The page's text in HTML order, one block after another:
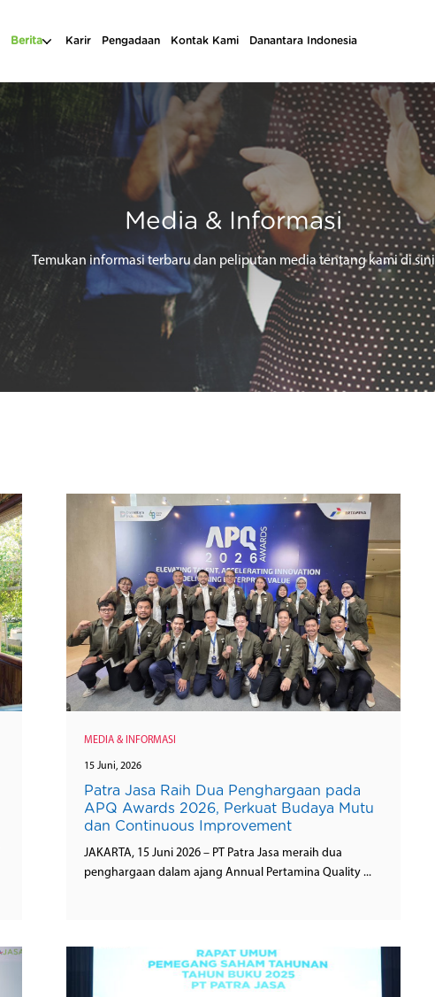
Berita Karir Pengadaan Kontak Kami Danantara Indonesia
Media & Informasi
Temukan informasi terbaru dan peliputan media tentang kami di sini
MEDIA & INFORMASI
15 Juni, 2026
Patra Jasa Raih Dua Penghargaan pada
APQ Awards 2026, Perkuat Budaya Mutu
dan Continuous Improvement
JAKARTA, 15 Juni 2026 – PT Patra Jasa meraih dua
penghargaan dalam ajang Annual Pertamina Quality ...